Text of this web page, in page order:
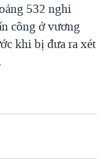
532 nghi
công ở vương
khi bị đưa ra xét